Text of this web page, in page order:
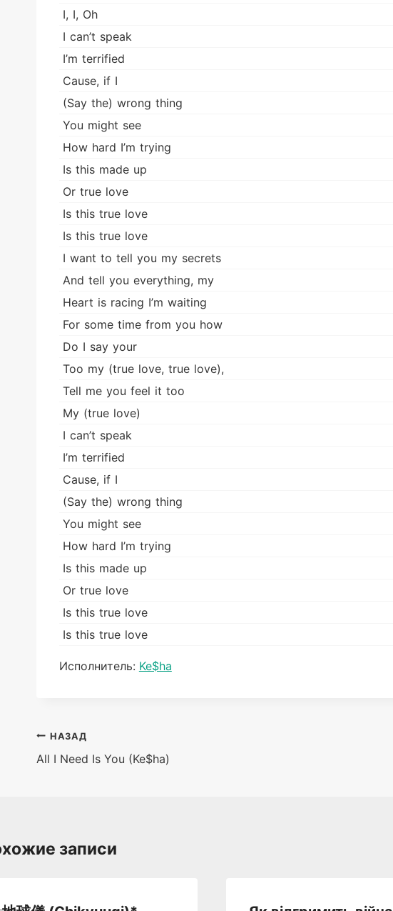
I, I, Oh
I can’t speak
I’m terrified
Cause, if I
(Say the) wrong thing
You might see
How hard I’m trying
Is this made up
Or true love
Is this true love
Is this true love
I want to tell you my secrets
And tell you everything, my
Heart is racing I’m waiting
For some time from you how
Do I say your
Too my (true love, true love),
Tell me you feel it too
My (true love)
I can’t speak
I’m terrified
Cause, if I
(Say the) wrong thing
You might see
How hard I’m trying
Is this made up
Or true love
Is this true love
Is this true love
Метки
Исполнитель: Ke$ha
Навигация
по
НАЗАД
All I Need Is You (Ke$ha)
записи